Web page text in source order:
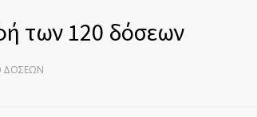
των 120 δόσεων
ΔΌΣΕΩΝ